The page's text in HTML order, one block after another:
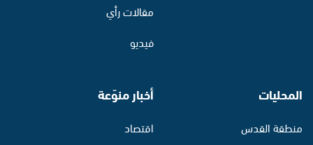
مقالات رأي
فيديو
المحليات
منطقة القدس
أخبار منوّعة
اقتصاد